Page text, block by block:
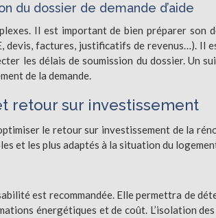
du dossier de demande d’aide
Il est important de bien préparer son
devis, factures, justificatifs de revenus…). Il
les délais de soumission du dossier. Un
de la demande.
retour sur investissement
le retour sur investissement de la
et les plus adaptés à la situation du
est recommandée. Elle permettra de
énergétiques et de coût. L’isolation